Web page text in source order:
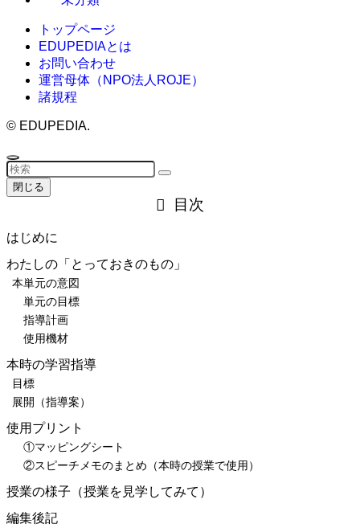
トップページ
EDUPEDIAとは
お問い合わせ
運営母体（NPO法人ROJE）
諸規程
© EDUPEDIA.
閉じる
目次
はじめに
わたしの「とっておきのもの」
本単元の意図
単元の目標
指導計画
使用機材
本時の学習指導
目標
展開（指導案）
使用プリント
①マッピングシート
②スピーチメモのまとめ（本時の授業で使用）
授業の様子（授業を見学してみて）
編集後記